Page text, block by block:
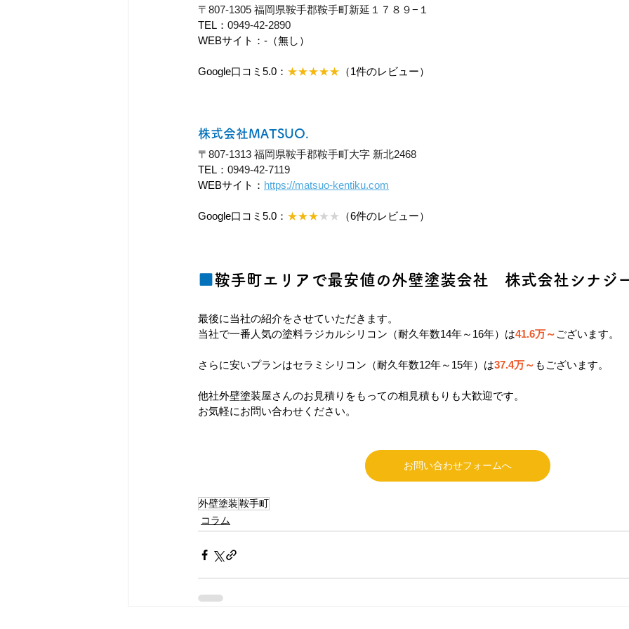
〒807-1305 福岡県鞍手郡鞍手町新延１７８９−１
TEL： 0949-42-2890
WEBサイト：-（無し）
Google口コミ5.0： ★★★★★ （1件のレビュー）
株式会社MATSUO.
〒807-1313 福岡県鞍手郡鞍手町大字 新北2468
TEL： 0949-42-7119
WEBサイト： https://matsuo-kentiku.com
Google口コミ5.0： ★★★★★ （6件のレビュー）
鞍手町エリアで最安値の外壁塗装会社　株式会社シナジ
最後に当社の紹介をさせていただきます。
当社で一番人気の塗料ラジカルシリコン（耐久年数14年～16年）は41.6万～ ございます。
さらに安いプランはセラミシリコン（耐久年数12年～15年）は37.4万～ もございます。
他社外壁塗装屋さんのお見積りをもっての相見積もりも大歓迎です。
お気軽にお問い合わせください。
お問い合わせフォームへ
外壁塗装鞍手町
コラム